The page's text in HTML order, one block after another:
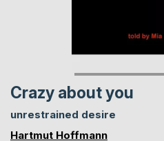
Crazy about you
unrestrained desire
Hartmut Hoffmann